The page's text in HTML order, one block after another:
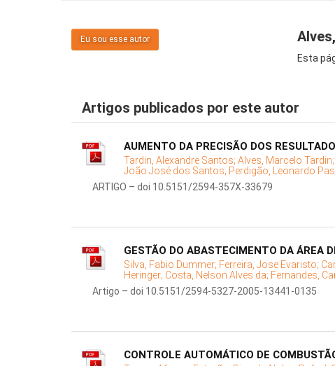
Eu sou esse autor
Esta
Artigos publicados por este autor
AUMENTO DA PRECISÃO DOS
Tardin, Alexandre Santos; Alves, Marcelo Tardin;
João José dos Santos; Perdigão, Leonardo
ARTIGO – doi 10.5151/2594-357X-33679
GESTÃO DO ABASTECIMENTO DA ÁREA
Silva, Fabio Dummer; Ferreira, Jose Evaristo;
Heringer; Costa, Nelson Alves da; Fernandes,
Artigo – doi 10.5151/2594-5327-2005-13441-0135
CONTROLE AUTOMÁTICO DE